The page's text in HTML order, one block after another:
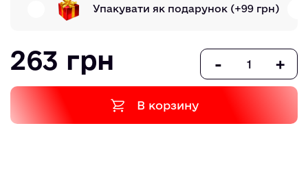
Упакувати як подарунок (+99 грн)
263 грн - +
В корзину